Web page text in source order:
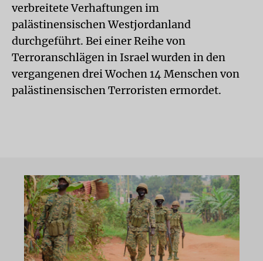
verbreitete Verhaftungen im
palästinensischen Westjordanland
durchgeführt. Bei einer Reihe von
Terroranschlägen in Israel wurden in den
vergangenen drei Wochen 14 Menschen von
palästinensischen Terroristen ermordet.